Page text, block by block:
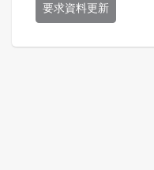
要求資料更新